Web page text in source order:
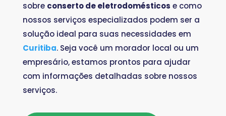
sobre conserto de eletrodomésticos e como
nossos serviços especializados podem ser a
solução ideal para suas necessidades em
Curitiba. Seja você um morador local ou um
empresário, estamos prontos para ajudar
com informações detalhadas sobre nossos
serviços.